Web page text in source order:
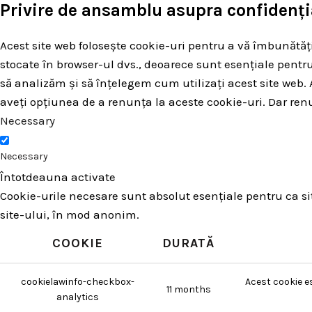
Privire de ansamblu asupra
Acest site web folosește cookie-uri pentru a vă
stocate în browser-ul dvs., deoarece sunt esențiale
să analizăm și să înțelegem cum utilizați acest site
aveți opțiunea de a renunța la aceste cookie-uri. Dar
Necessary
Necessary
Întotdeauna activate
Cookie-urile necesare sunt absolut esențiale pentru ca
site-ului, în mod anonim.
COOKIE DURATĂ
cookielawinfo-checkbox-
analytics
11 months
Acest cookie